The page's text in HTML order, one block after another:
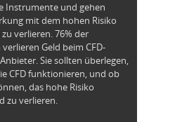
Instrumente und gehen
mit dem hohen Risiko
verlieren. 76% der
Geld beim CFD-
Sie sollten überlegen,
CFD funktionieren, und ob
das hohe Risiko
zu verlieren.